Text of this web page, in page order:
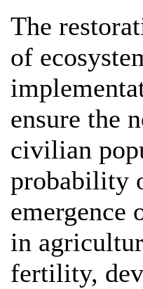
The
of
ensure the
civilian
probability
emergence
in
fertility,